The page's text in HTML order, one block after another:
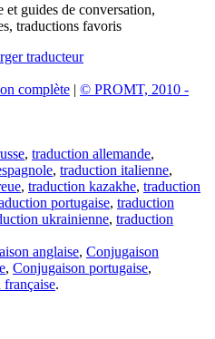
et guides de conversation,
traductions favoris
complète | © PROMT, 2010 -
, traduction allemande,
, traduction italienne,
, traduction kazakhe, traduction
portugaise, traduction
ukrainienne, traduction
anglaise, Conjugaison
, Conjugaison portugaise,
.